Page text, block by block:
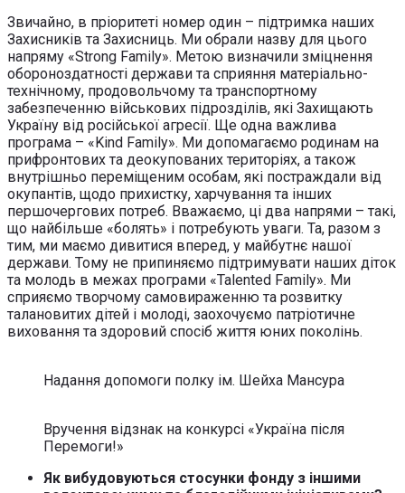
Звичайно, в пріоритеті номер один – підтримка наших
Захисників та Захисниць. Ми обрали назву для цього
напряму «Strong Family». Метою визначили зміцнення
обороноздатності держави та сприяння матеріально-
технічному, продовольчому та транспортному
забезпеченню військових підрозділів, які Захищають
Україну від російської агресії. Ще одна важлива
програма – «Kind Family». Ми допомагаємо родинам на
прифронтових та деокупованих територіях, а також
внутрішньо переміщеним особам, які постраждали від
окупантів, щодо прихистку, харчування та інших
першочергових потреб. Вважаємо, ці два напрями – такі,
що найбільше «болять» і потребують уваги. Та, разом з
тим, ми маємо дивитися вперед, у майбутнє нашої
держави. Тому не припиняємо підтримувати наших діток
та молодь в межах програми «Talented Family». Ми
сприяємо творчому самовираженню та розвитку
талановитих дітей і молоді, заохочуємо патріотичне
виховання та здоровий спосіб життя юних поколінь.
Надання допомоги полку ім. Шейха Мансура
Вручення відзнак на конкурсі «Україна після
Перемоги!»
Як вибудовуються стосунки фонду з іншими